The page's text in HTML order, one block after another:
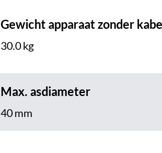
Gewicht apparaat zonder
30.0 kg
Max. asdiameter
40 mm